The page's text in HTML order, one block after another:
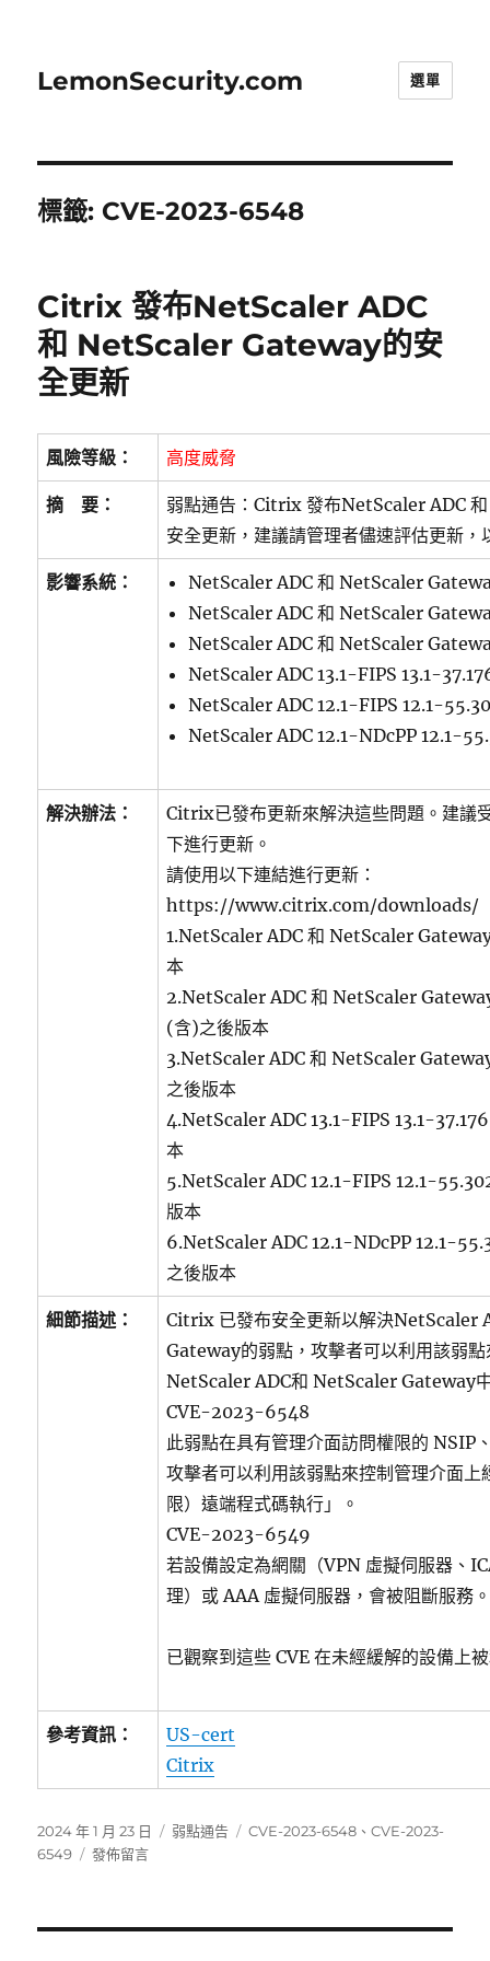
LemonSecurity.com 選單
標籤: CVE-2023-6548
Citrix 發布NetScaler ADC
和 NetScaler Gateway的安
全更新
風險等級： 高度威脅
摘 要：
弱點通告：Citrix 發布NetScaler ADC
安全更新，建議請管理者儘速評估更新，
影響系統：
NetScaler ADC 和 NetScaler
NetScaler ADC 和 NetScaler
NetScaler ADC 和 NetScaler
NetScaler ADC 13.1-FIPS 13.1-
NetScaler ADC 12.1-FIPS 12.1-
NetScaler ADC 12.1-NDcPP 12.1-
解決辦法：
Citrix已發布更新來解決這些問題。建議
下進行更新。
請使用以下連結進行更新：
https://www.citrix.com/downloads/
1.NetScaler ADC 和 NetScaler
本
2.NetScaler ADC 和 NetScaler
(含)之後版本
3.NetScaler ADC 和 NetScaler
之後版本
4.NetScaler ADC 13.1-FIPS 13.1-
本
5.NetScaler ADC 12.1-FIPS 12.1-
版本
6.NetScaler ADC 12.1-NDcPP 12.1-
之後版本
細節描述：
Citrix 已發布安全更新以解決NetScaler
Gateway的弱點，攻擊者可以利用該弱
NetScaler ADC和 NetScaler Gateway
CVE-2023-6548
此弱點在具有管理介面訪問權限的 NSIP
攻擊者可以利用該弱點來控制管理介面上
限）遠端程式碼執行」。
CVE-2023-6549
若設備設定為網關（VPN 虛擬伺服器、
理）或 AAA 虛擬伺服器，會被阻斷服務
已觀察到這些 CVE 在未經緩解的設備上
參考資訊：
US-cert
Citrix
發
佈
2024 年 1 月 23 日
分
弱點通告
標
CVE-2023-6548 、CVE-2023-
6549
在
發佈留言